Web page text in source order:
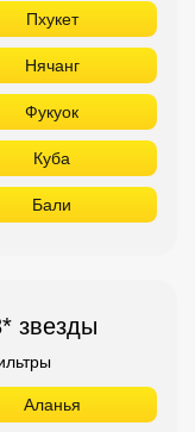
Пхукет
Нячанг
Фукуок
Куба
Бали
звезды
Аланья